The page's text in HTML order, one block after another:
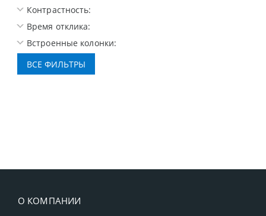
Контрастность:
Время отклика:
Встроенные колонки:
О КОМПАНИИ